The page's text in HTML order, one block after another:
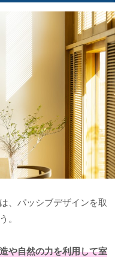
、パッシブデザインを取
。
や自然の力を利用して室